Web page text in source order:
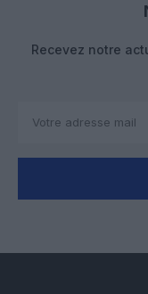
Recevez notre